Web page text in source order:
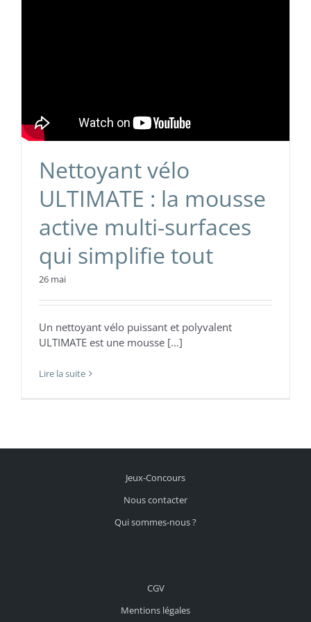
Nettoyant vélo
ULTIMATE : la mousse
active multi-surfaces
qui simplifie tout
26 mai
Un nettoyant vélo puissant et polyvalent
ULTIMATE est une mousse [...]
Lire la suite
Jeux-Concours
Nous contacter
Qui sommes-nous ?
CGV
Mentions légales